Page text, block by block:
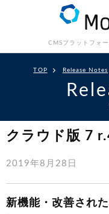
CMSプラットフォ
TOP Release Notes
クラウド版 7
2019年8月28日
新機能・改善され